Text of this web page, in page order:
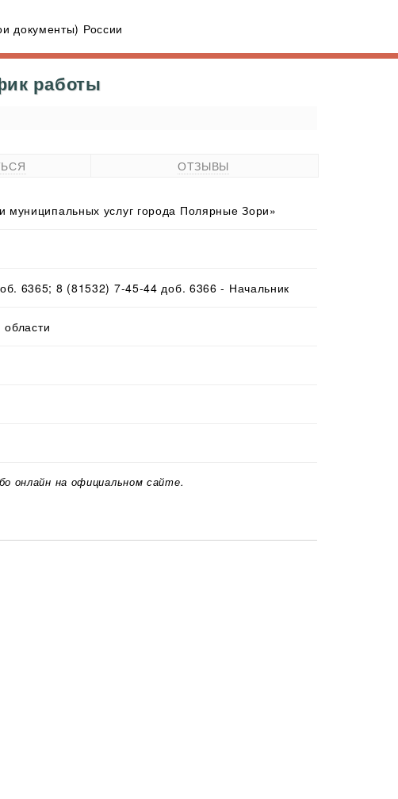
документы) России
работы
ОТЗЫВЫ
услуг города Полярные Зори»
6365; 8 (81532) 7-45-44 доб. 6366 - Начальник
онлайн на официальном сайте.